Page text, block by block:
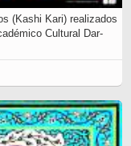
(Kashi Kari) realizados
Cultural Dar-